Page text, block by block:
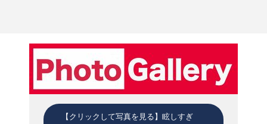
【クリックして写真を見る】眩しすぎ